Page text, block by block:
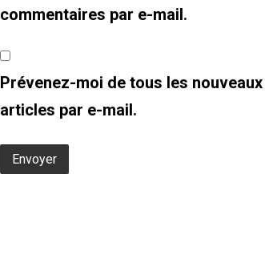
commentaires par e-mail.
Prévenez-moi de tous les nouveaux
articles par e-mail.